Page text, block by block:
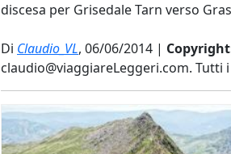
discesa per Grisedale Tarn verso
Di Claudio_VL, 06/06/2014 |
claudio@viaggiareLeggeri.com.